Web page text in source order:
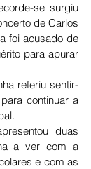
se surgiu
de Carlos
foi acusado de
para apurar
referiu sentir-
continuar a
duas
a ver com a
e com as